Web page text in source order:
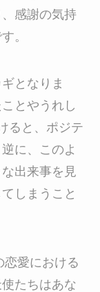
感謝の気持
。
となりま
とやうれし
ると、ポジテ
に、このよ
出来事を見
しまうこと
恋愛における
たちはあな